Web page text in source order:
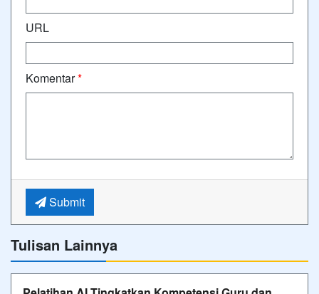
URL
Komentar*
Submit
Tulisan Lainnya